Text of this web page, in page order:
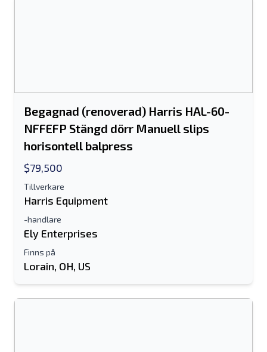
Send a Message
Begagnad (renoverad) Harris HAL-60-
NFFEFP Stängd dörr Manuell slips
horisontell balpress
$79,500
Tillverkare
Harris Equipment
-handlare
Ely Enterprises
Finns på
Lorain, OH, US
Skicka till en vän
Antingen e-postadress eller fält för
mobilnummer krävs
Skicka annons till e-post